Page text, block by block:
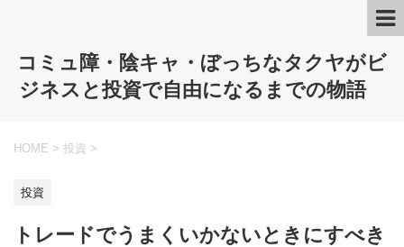
コミュ障・陰キャ・ぼっちなタクヤがビ
ジネスと投資で自由になるまでの物語
HOME > 投資 >
投資
トレードでうまくいかないときにすべき